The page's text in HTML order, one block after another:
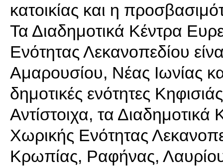
κατοικίας και η
Τα Διαδημοτικά Κέντρα
Ενότητας Λεκανοπεδίου
Αμαρουσίου, Νέας Ιωνίας
δημοτικές ενότητες
Αντίστοιχα, τα Διαδημοτικά
Χωρικής Ενότητας
Κρωπίας, Ραφήνας,